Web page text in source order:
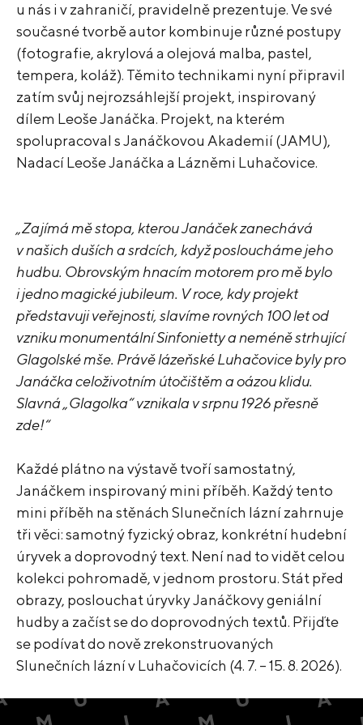
u nás i v zahraničí, pravidelně prezentuje. Ve své
současné tvorbě autor kombinuje různé postupy
(fotografie, akrylová a olejová malba, pastel,
tempera, koláž). Těmito technikami nyní připravil
zatím svůj nejrozsáhlejší projekt, inspirovaný
dílem Leoše Janáčka. Projekt, na kterém
spolupracoval s Janáčkovou Akademií (JAMU),
Nadací Leoše Janáčka a Lázněmi Luhačovice.
„Zajímá mě stopa, kterou Janáček zanechává
v našich duších a srdcích, když posloucháme jeho
hudbu. Obrovským hnacím motorem pro mě bylo
i jedno magické jubileum. V roce, kdy projekt
představuji veřejnosti, slavíme rovných 100 let od
vzniku monumentální Sinfonietty a neméně strhující
Glagolské mše. Právě lázeňské Luhačovice byly pro
Janáčka celoživotním útočištěm a oázou klidu.
Slavná „Glagolka“ vznikala v srpnu 1926 přesně
zde!“
Každé plátno na výstavě tvoří samostatný,
Janáčkem inspirovaný mini příběh. Každý tento
mini příběh na stěnách Slunečních lázní zahrnuje
tři věci: samotný fyzický obraz, konkrétní hudební
úryvek a doprovodný text. Není nad to vidět celou
kolekci pohromadě, v jednom prostoru. Stát před
obrazy, poslouchat úryvky Janáčkovy geniální
hudby a začíst se do doprovodných textů. Přijďte
se podívat do nově zrekonstruovaných
Slunečních lázní v Luhačovicích (4. 7. – 15. 8. 2026).